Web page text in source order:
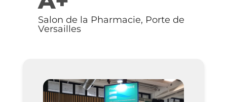
Salon de la Pharmacie, Porte de
Versailles